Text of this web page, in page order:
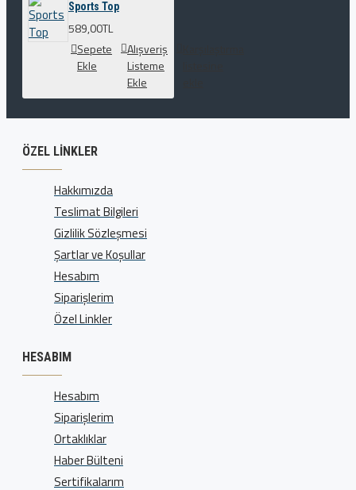
Sports Top
589,00TL
Sepete
Ekle
Alışveriş
Listeme
Ekle
ÖZEL LINKLER
Hakkımızda
Teslimat Bilgileri
Gizlilik Sözleşmesi
Şartlar ve Koşullar
Hesabım
Siparişlerim
Özel Linkler
HESABIM
Hesabım
Siparişlerim
Ortaklıklar
Haber Bülteni
Sertifikalarım